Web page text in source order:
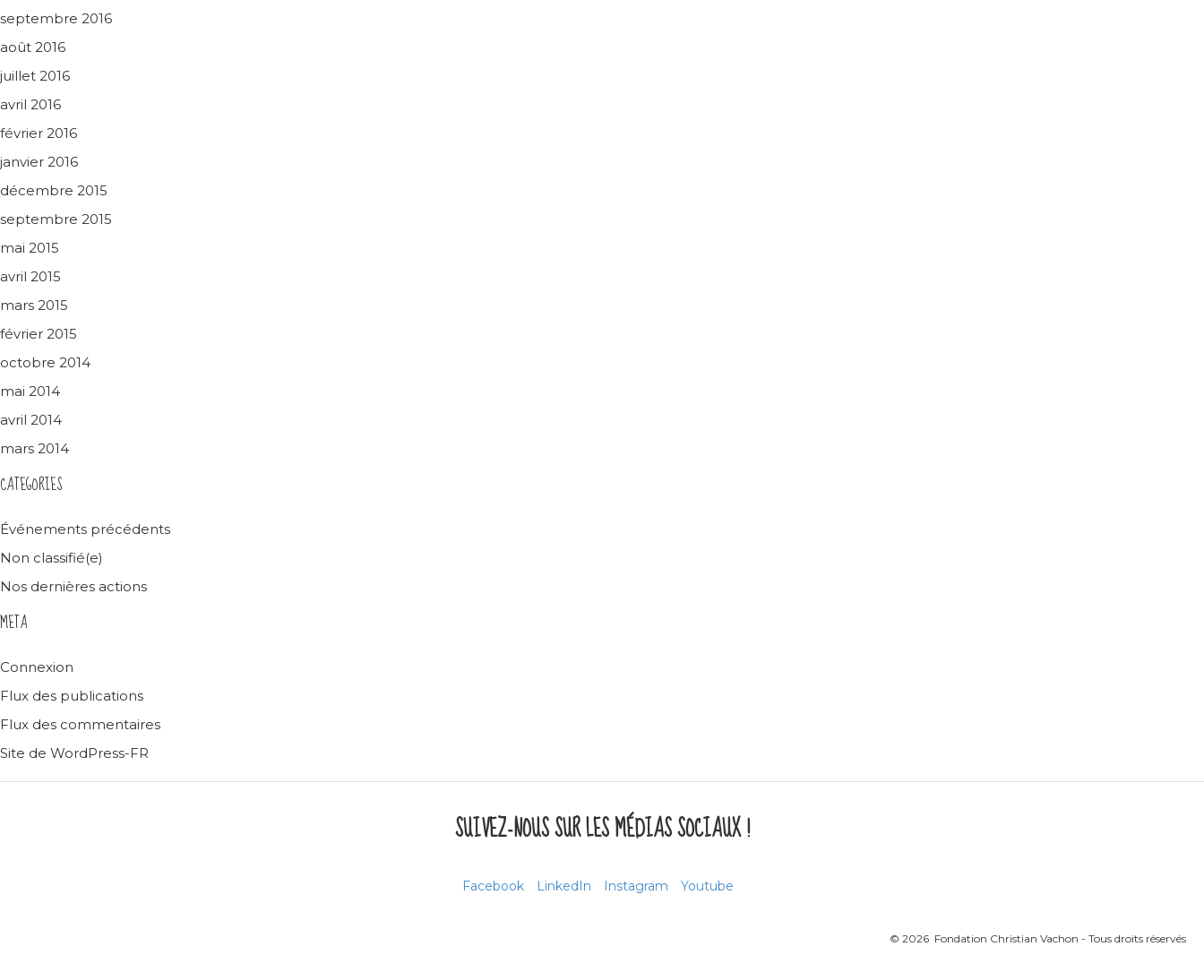
septembre 2016
août 2016
juillet 2016
avril 2016
février 2016
janvier 2016
décembre 2015
septembre 2015
mai 2015
avril 2015
mars 2015
février 2015
octobre 2014
mai 2014
avril 2014
mars 2014
CATEGORIES
Événements précédents
Non classifié(e)
Nos dernières actions
META
Connexion
Flux des publications
Flux des commentaires
Site de WordPress-FR
SUIVEZ-NOUS SUR LES MÉDIAS SOCIAUX !
Facebook LinkedIn Instagram Youtube
© 2026 Fondation Christian Vachon - Tous droits réservés